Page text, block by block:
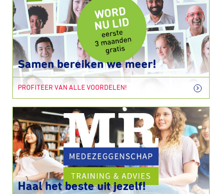
Samen bereiken we meer!
PROFITEER VAN ALLE VOORDELEN!
Haal het beste uit jezelf!